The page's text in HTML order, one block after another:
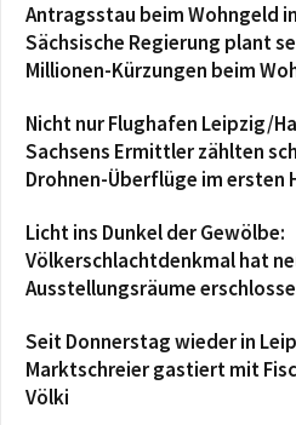
Antragsstau beim Wohngeld
Sächsische Regierung plant
Millionen-Kürzungen beim
Nicht nur Flughafen Leipzig/
Sachsens Ermittler zählten
Drohnen-Überflüge im ersten
Licht ins Dunkel der Gewölbe:
Völkerschlachtdenkmal hat
Ausstellungsräume
Seit Donnerstag wieder in
Marktschreier gastiert mit
Völki